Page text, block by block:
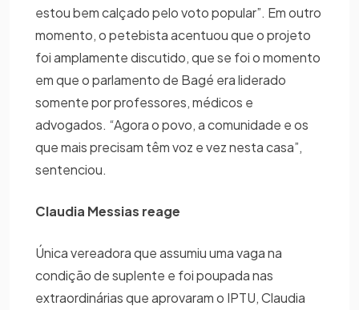
estou bem calçado pelo voto popular”. Em outro
momento, o petebista acentuou que o projeto
foi amplamente discutido, que se foi o momento
em que o parlamento de Bagé era liderado
somente por professores, médicos e
advogados. “Agora o povo, a comunidade e os
que mais precisam têm voz e vez nesta casa”,
sentenciou.
Claudia Messias reage
Única vereadora que assumiu uma vaga na
condição de suplente e foi poupada nas
extraordinárias que aprovaram o IPTU, Claudia